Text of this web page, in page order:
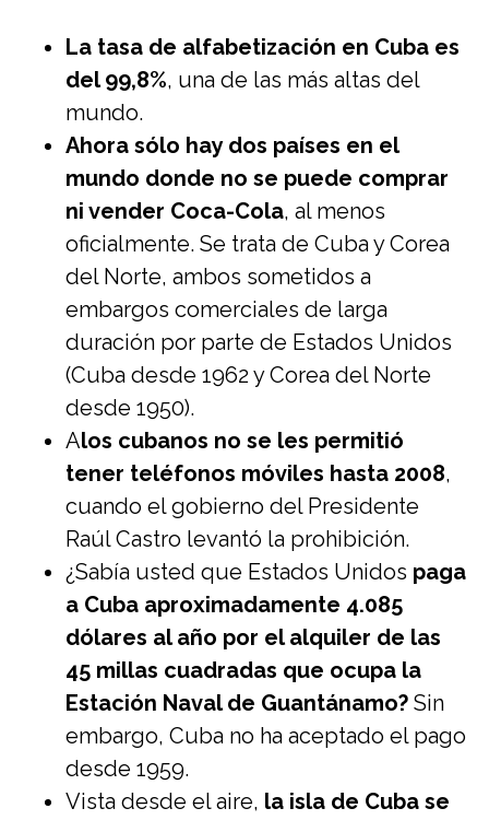
La tasa de alfabetización en Cuba es
del 99,8%, una de las más altas del
mundo.
Ahora sólo hay dos países en el
mundo donde no se puede comprar
ni vender Coca-Cola, al menos
oficialmente. Se trata de Cuba y Corea
del Norte, ambos sometidos a
embargos comerciales de larga
duración por parte de Estados Unidos
(Cuba desde 1962 y Corea del Norte
desde 1950).
Alos cubanos no se les permitió
tener teléfonos móviles hasta 2008,
cuando el gobierno del Presidente
Raúl Castro levantó la prohibición.
¿Sabía usted que Estados Unidos paga
a Cuba aproximadamente 4.085
dólares al año por el alquiler de las
45 millas cuadradas que ocupa la
Estación Naval de Guantánamo? Sin
embargo, Cuba no ha aceptado el pago
desde 1959.
Vista desde el aire, la isla de Cuba se